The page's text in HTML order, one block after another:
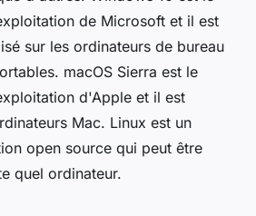
de Microsoft et il est
sur les ordinateurs de bureau
macOS Sierra est le
d'Apple et il est
Mac. Linux est un
open source qui peut être
quel ordinateur.